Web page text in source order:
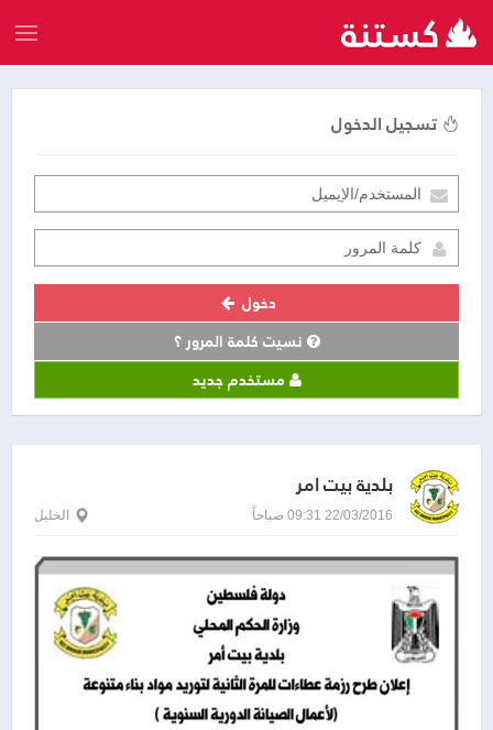
تسجيل الدخول
دخول
نسيت كلمة المرور ؟
مستخدم جديد
بلدية بيت امر
22/03/2016 09:31 صباحاً الخليل